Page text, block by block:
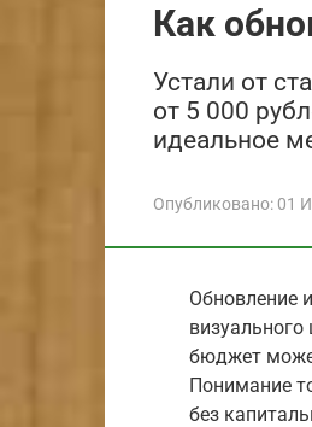
Как
Устали от
от 5 000
идеальное
Опубликовано: 01
Обновление
бюджет
Понимание
без